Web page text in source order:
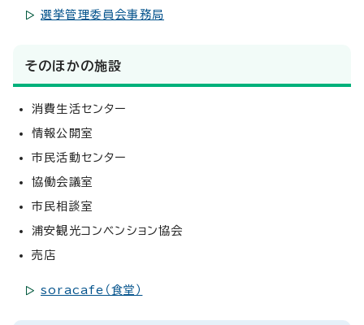
選挙管理委員会事務局
そのほかの施設
消費生活センター
情報公開室
市民活動センター
協働会議室
市民相談室
浦安観光コンベンション協会
売店
soracafe（食堂）